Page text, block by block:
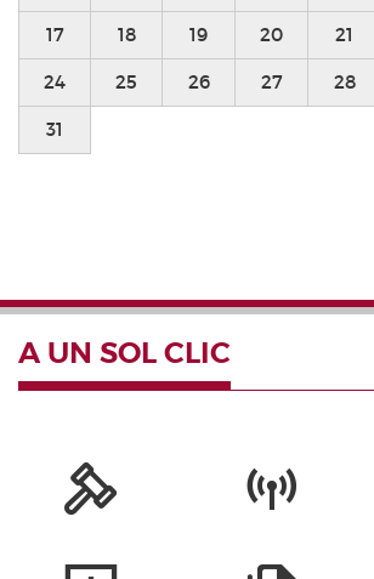
17 18 19 20 21
24 25 26 27 28
31
A UN SOL CLIC